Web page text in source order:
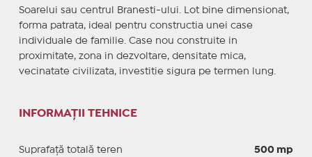
Soarelui sau centrul Branesti-ului. Lot bine dimensionat,
forma patrata, ideal pentru constructia unei case
individuale de familie. Case nou construite in
proximitate, zona in dezvoltare, densitate mica,
vecinatate civilizata, investitie sigura pe termen lung.
INFORMAȚII TEHNICE
Suprafață totală teren 500 mp